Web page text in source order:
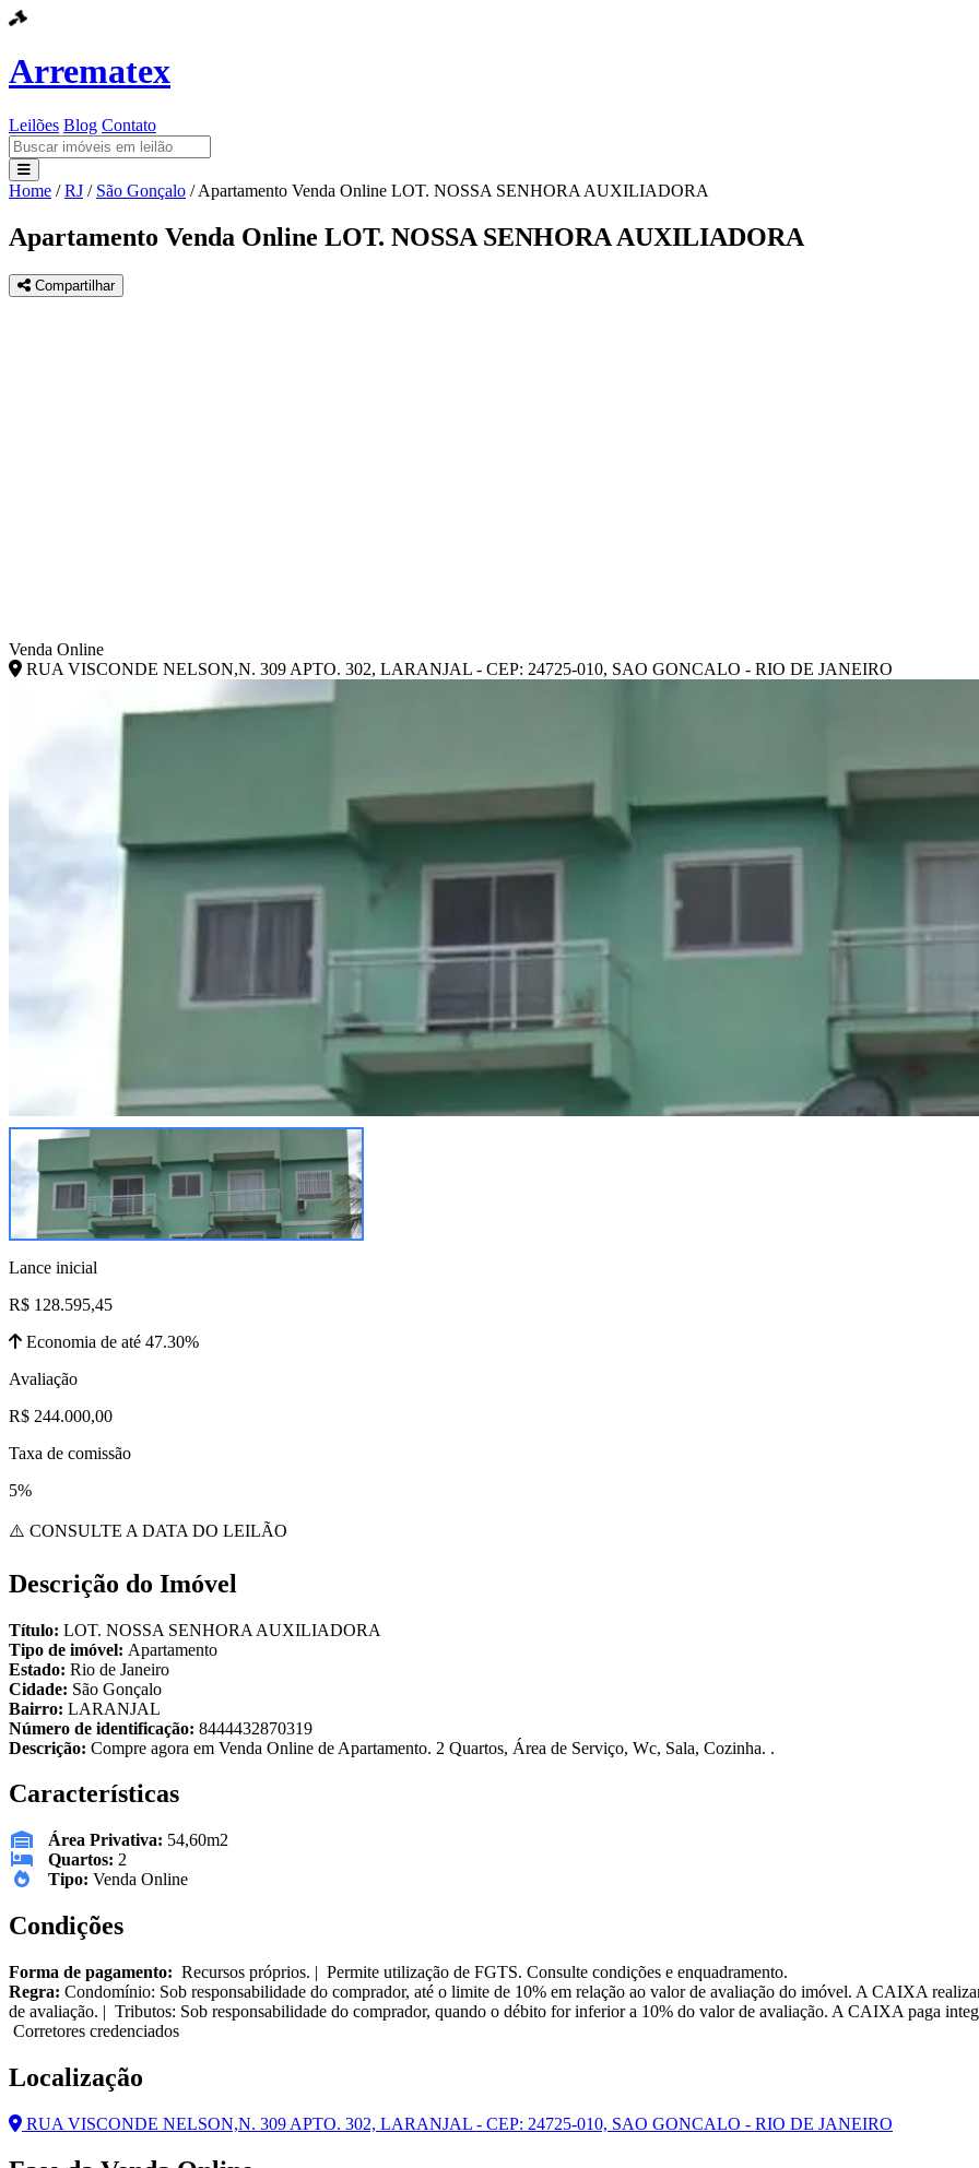
Arrematex
Leilões Blog Contato
Leilões
Blog
Contato
Home / RJ / São Gonçalo / Apartamento Venda Online LOT. NOSSA SENHORA AUXILIADORA
Apartamento Venda Online LOT. NOSSA SENHORA AUXILIADORA
Compartilhar
Venda Online
RUA VISCONDE NELSON,N. 309 APTO. 302, LARANJAL - CEP: 24725-010, SAO GONCALO - RIO DE JANEIRO
Lance inicial
R$ 128.595,45
Economia de até 47.30%
Avaliação
R$ 244.000,00
Taxa de comissão
5%
⚠️ CONSULTE A DATA DO LEILÃO
Descrição do Imóvel
Título: LOT. NOSSA SENHORA AUXILIADORA
Tipo de imóvel: Apartamento
Estado: Rio de Janeiro
Cidade: São Gonçalo
Bairro: LARANJAL
Número de identificação: 8444432870319
Descrição: Compre agora em Venda Online de Apartamento. 2 Quartos, Área de Serviço, Wc, Sala, Cozinha. .
Características
Área Privativa: 54,60m2
Quartos: 2
Tipo: Venda Online
Condições
Forma de pagamento: Recursos próprios. | Permite utilização de FGTS. Consulte condições e enquadramento.
Regra: Condomínio: Sob responsabilidade do comprador, até o limite de 10% em relação ao valor de avaliação do imóvel. A CAIXA
de avaliação. | Tributos: Sob responsabilidade do comprador, quando o débito for inferior a 10% do valor de avaliação. A CAIXA paga
Corretores credenciados
Localização
RUA VISCONDE NELSON,N. 309 APTO. 302, LARANJAL - CEP: 24725-010, SAO GONCALO - RIO DE JANEIRO